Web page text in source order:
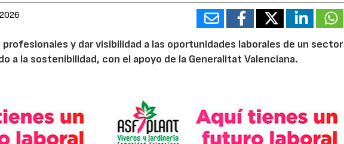
y dar visibilidad a las oportunidades laborales de un sector
a la sostenibilidad, con el apoyo de la Generalitat Valenciana.